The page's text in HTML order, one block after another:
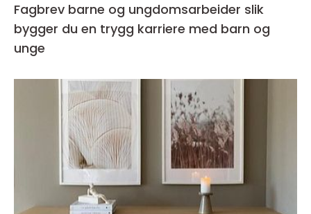
Fagbrev barne og ungdomsarbeider slik
bygger du en trygg karriere med barn og
unge